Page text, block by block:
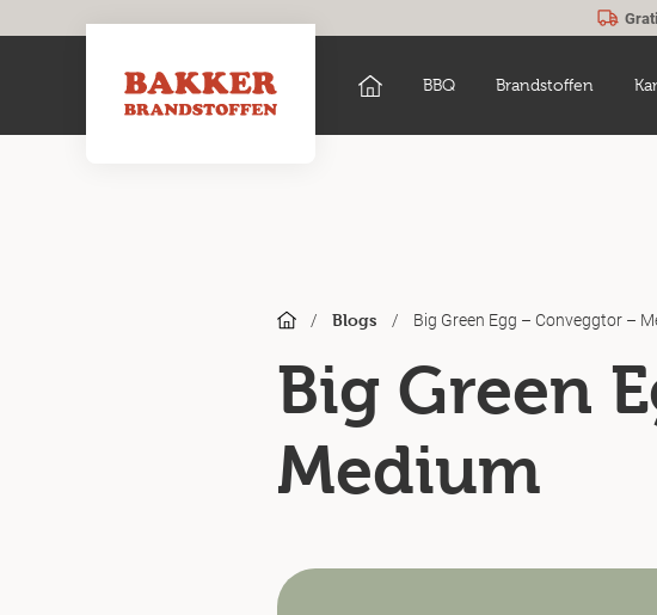
BBQ Brandstoffen
/ Blogs / Big Green Egg – Conveggtor –
Big Green
Medium